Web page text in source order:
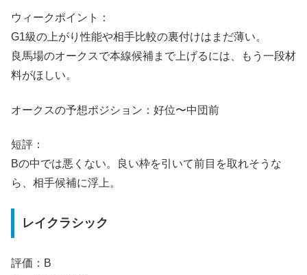
ウィークポイント：
G1級の上がり性能や相手比較の裏付けはまだ薄い。
良馬場のオークスで本線候補まで上げるには、もう一段材
料がほしい。
オークスの予想ポジション：好位〜中団前
短評：
Bの中では悪くない。良い枠を引いて前目を取れそうな
ら、相手候補に浮上。
レイクラシック
評価：B